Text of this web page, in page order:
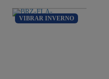
VIBRAR INVERNO